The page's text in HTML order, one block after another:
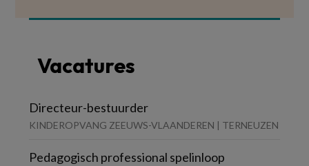
Vacatures
Directeur-bestuurder
KINDEROPVANG ZEEUWS-VLAANDEREN | TERNEUZEN
Pedagogisch professional spelinloop